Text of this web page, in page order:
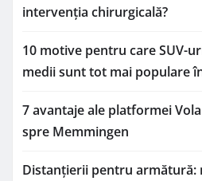
intervenția chirurgicală?
10 motive pentru care SUV-
medii sunt tot mai populare
7 avantaje ale platformei
spre Memmingen
Distanțierii pentru armătură: